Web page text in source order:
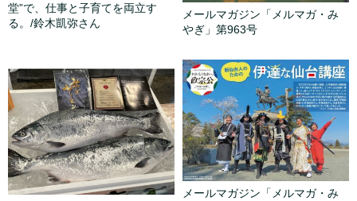
堂”で、仕事と子育てを両立す
る。/鈴木凱弥さん
メールマガジン「メルマガ・み
やぎ」第963号
メールマガジン「メルマガ・み